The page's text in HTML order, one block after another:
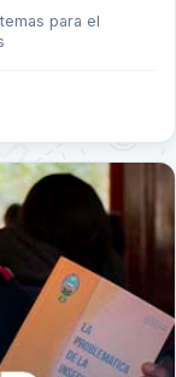
para el